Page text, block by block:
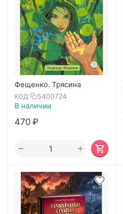
Фещенко. Трясина
КОД: 5400724
В наличии
‍470‍₽
+
−